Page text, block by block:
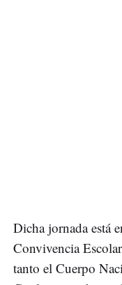
Dicha jornada está
Convivencia
tanto el Cuerpo